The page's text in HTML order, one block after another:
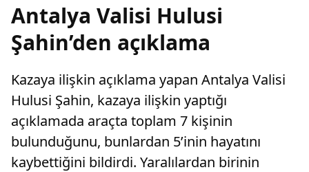
Antalya Valisi Hulusi
Şahin’den açıklama
Kazaya ilişkin açıklama yapan Antalya Valisi
Hulusi Şahin, kazaya ilişkin yaptığı
açıklamada araçta toplam 7 kişinin
bulunduğunu, bunlardan 5’inin hayatını
kaybettiğini bildirdi. Yaralılardan birinin